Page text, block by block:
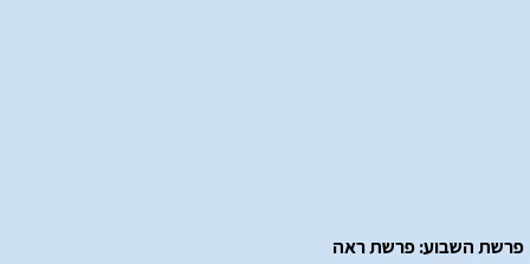
פרשת השבוע: פרשת ראה